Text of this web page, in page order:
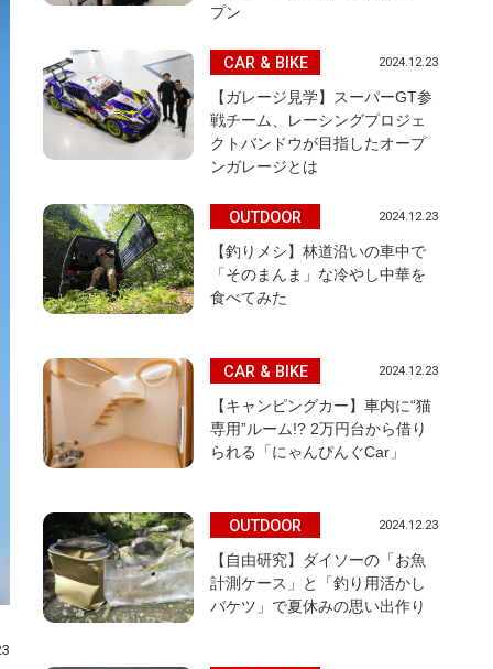
プン
CAR & BIKE 2024.12.23
【ガレージ見学】スーパーGT参
戦チーム、レーシングプロジェ
クトバンドウが目指したオープ
ンガレージとは
OUTDOOR 2024.12.23
【釣りメシ】林道沿いの車中で
「そのまんま」な冷やし中華を
食べてみた
CAR & BIKE 2024.12.23
【キャンピングカー】車内に“猫
専用”ルーム!? 2万円台から借り
られる「にゃんぴんぐCar」
OUTDOOR 2024.12.23
【自由研究】ダイソーの「お魚
計測ケース」と「釣り用活かし
バケツ」で夏休みの思い出作り